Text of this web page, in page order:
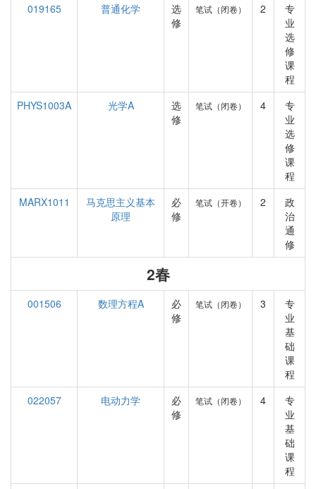
019165
普通化学
选
修
笔试（闭卷） 2
专
业
选
修
课
程
PHYS1003A
光学A
选
修
笔试（闭卷） 4
专
业
选
修
课
程
MARX1011
马克思主义基本
原理
必
修
笔试（开卷） 2
政
治
通
修
2春
001506 数理方程A
必
修
笔试（闭卷） 3
专
业
基
础
课
程
022057
电动力学
必
修
笔试（闭卷） 4
专
业
基
础
课
程